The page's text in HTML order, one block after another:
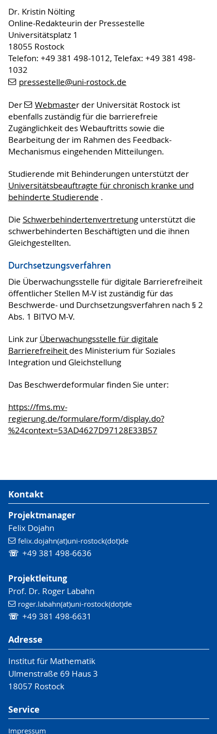
Dr. Kristin Nölting
Online-Redakteurin der Pressestelle
Universitätsplatz 1
18055 Rostock
Telefon: +49 381 498-1012, Telefax: +49 381 498-
1032
pressestelle@uni-rostock.de
Der Webmaster der Universität Rostock ist
ebenfalls zuständig für die barrierefreie
Zugänglichkeit des Webauftritts sowie die
Bearbeitung der im Rahmen des Feedback-
Mechanismus eingehenden Mitteilungen.
Studierende mit Behinderungen unterstützt der
Universitätsbeauftragte für chronisch kranke und
behinderte Studierende .
Die Schwerbehindertenvertretungunterstützt die
schwerbehinderten Beschäftigten und die ihnen
Gleichgestellten.
Durchsetzungsverfahren
Die Überwachungsstelle für digitale Barrierefreiheit
öffentlicher Stellen M-V ist zuständig für das
Beschwerde- und Durchsetzungsverfahren nach § 2
Abs. 1 BITVO M-V.
Link zur Überwachungsstelle für digitale
Barrierefreiheit des Ministerium für Soziales
Integration und Gleichstellung
Das Beschwerdeformular finden Sie unter:
https://fms.mv-
regierung.de/formulare/form/display.do?
%24context=53AD4627D97128E33B57
Kontakt
Projektmanager
Felix Dojahn
felix.dojahn(at)uni-rostock(dot)de
☏+49 381 498-6636
Projektleitung
Prof. Dr. Roger Labahn
roger.labahn(at)uni-rostock(dot)de
☏+49 381 498-6631
Adresse
Institut für Mathematik
Ulmenstraße 69 Haus 3
18057 Rostock
Service
Impressum